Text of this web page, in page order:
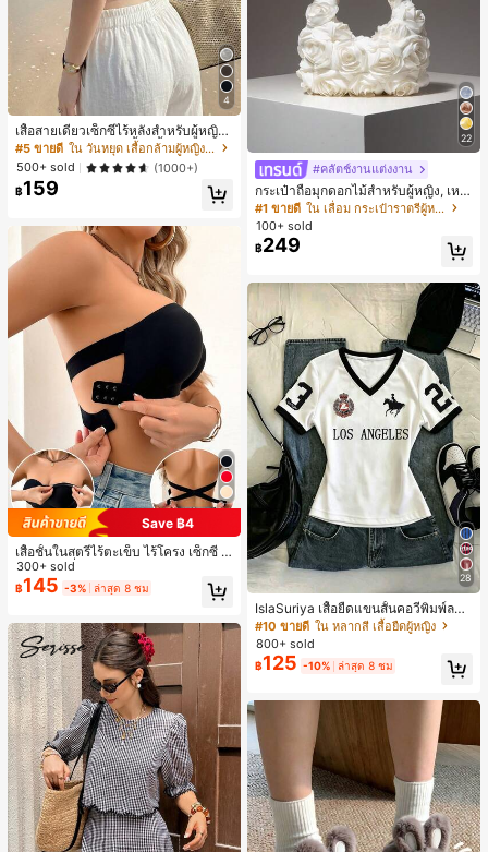
4
เสื้อสายเดี่ยวเซ็กซี่ไร้หลังสำหรับผู้หญิง
พร้อมบราแบบมีฟองน้ำ, เสื้อกล้ามแขน
กุด, เสื้อลำลองสีดำสำหรับฤดูร้อน
#5 ขายดี
ใน วันหยุด เสื้อกล้ามผู้หญิง & Camis
500+ sold
(1000+)
฿159
Save ฿4
เสื้อชั้นในสตรีไร้ตะเข็บ ไร้โครง เซ็กซี่ ด้
านข้างไม่ลื่น แผ่นรองถอดได้ ลายไขว้ห
ลัง ไร้สาย สบายตลอดวัน
300+ sold
฿145 -3% ล่าสุด 8 ชม
22
#คลัตช์งานแต่งงาน
กระเป๋าถือมุกดอกไม้สำหรับผู้หญิง, เหม
าะสำหรับชุดราตรี, ชุดบอล, เครื่องประ
ดับงานแต่งงาน, กระเป๋าสตางค์สุภาพส
ตรีหรูหรา, ของขวัญสำหรับผู้หญิง (ลาย
สุ่ม)
#1 ขายดี
ใน เลื่อม กระเป๋าราตรีผู้หญิง
100+ sold
฿249
28
IslaSuriya เสื้อยืดแขนสั้นคอวีพิมพ์ลาย
สีตัดกันสำหรับผู้หญิง
#10 ขายดี ใน หลากสี เสื้อยืดผู้หญิง
800+ sold
฿125 -10% ล่าสุด 8 ชม